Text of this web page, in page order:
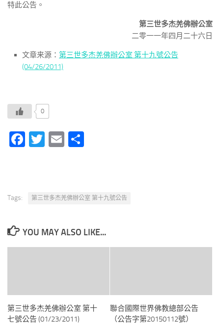
特此公告。
第三世多杰羌佛辦公室
二零一一年四月二十六日
文章来源： 第三世多杰羌佛辦公室 第十九號公告
(04/26/2011)
0
Facebook
Twitter
Email
Tags: 第三世多杰羌佛辦公室 第十九號公告
YOU MAY ALSO LIKE...
第三世多杰羌佛辦公室 第十
七號公告 (01/23/2011)
聯合國際世界佛教總部公告
（公告字第20150112號）